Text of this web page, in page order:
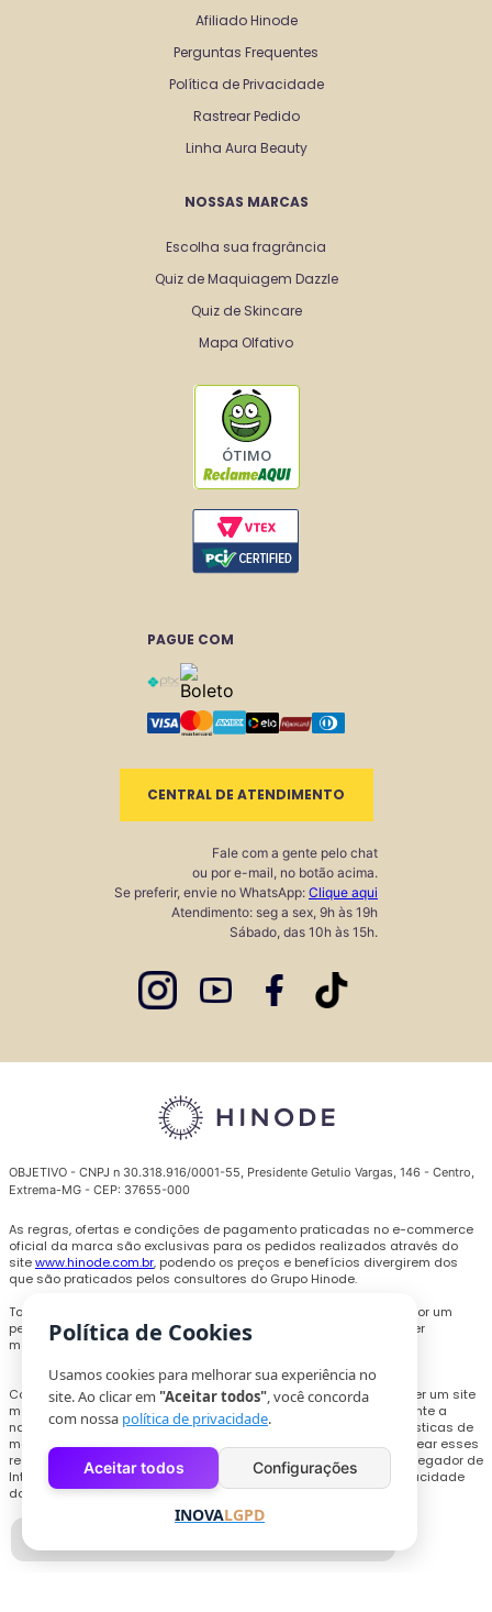
Afiliado Hinode
Perguntas Frequentes
Política de Privacidade
Rastrear Pedido
Linha Aura Beauty
NOSSAS MARCAS
Escolha sua fragrância
Quiz de Maquiagem Dazzle
Quiz de Skincare
Mapa Olfativo
ÓTIMO
PAGUE COM
CENTRAL DE ATENDIMENTO
Fale com a gente pelo chat
ou por e-mail, no botão acima.
Se preferir, envie no WhatsApp: Clique aqui
Atendimento: seg a sex, 9h às 19h
Sábado, das 10h às 15h.
OBJETIVO - CNPJ n 30.318.916/0001-55, Presidente Getulio Vargas, 146 - Centro,
Extrema-MG - CEP: 37655-000
As regras, ofertas e condições de pagamento praticadas no e-commerce
oficial da marca são exclusivas para os pedidos realizados através do
sitewww.hinode.com.br, podendo os preços e benefícios divergirem dos
que são praticados pelos consultores do Grupo Hinode.
Todas as promoções, descontos e preços são válidos somente por um
período limitado e podem ser alterados ou encerrados a qualquer
momento sem prévio aviso.
Com o objetivo de personalizar a experiência de compra e oferecer um site
melhor, cookies e outras tecnologias poderão ser utilizados durante a
navegação, para coletar informações técnicas e compilar estatísticas de
monitoramento de uso do site. Os usuários que pretendam bloquear esses
recursos, deverão acessar as configurações necessários no navegador de
Internet ou realizar o procedimento explicitado na Política de Privacidade
do site.
Política de Cookies
Usamos cookies para melhorar sua experiência no
site. Ao clicar em "Aceitar todos", você concorda
com nossa política de privacidade.
Aceitar todos Configurações
INOVALGPD